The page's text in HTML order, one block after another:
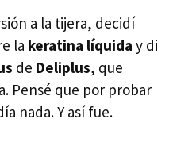
a la tijera, decidí
la keratina líquida y di
de Deliplus, que
Pensé que por probar
nada. Y así fue.